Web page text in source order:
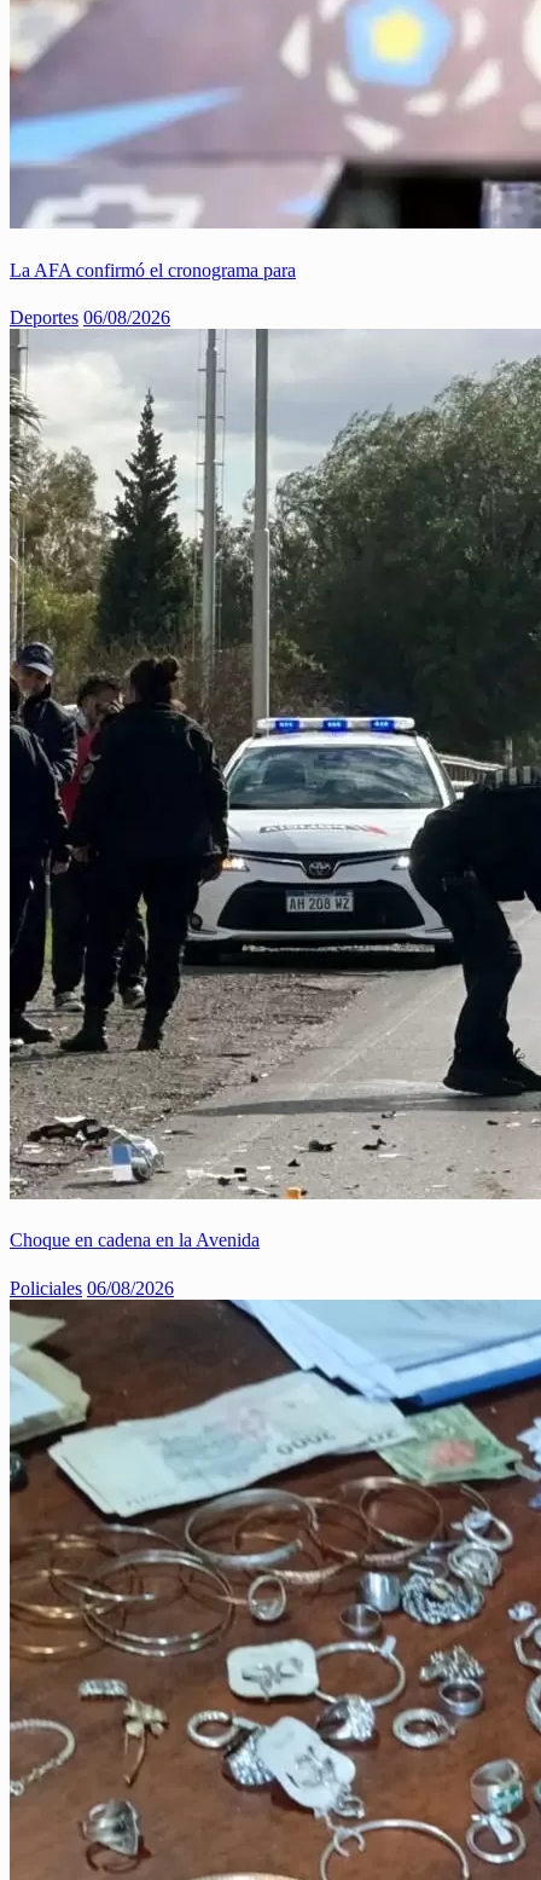
La AFA confirmó el cronograma para
Deportes 06/08/2026
Choque en cadena en la Avenida
Policiales 06/08/2026